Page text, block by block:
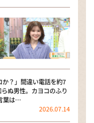
か？」間違い電話を約7
ぬ男性。カヨコのふり
葉は…
2026.07.14